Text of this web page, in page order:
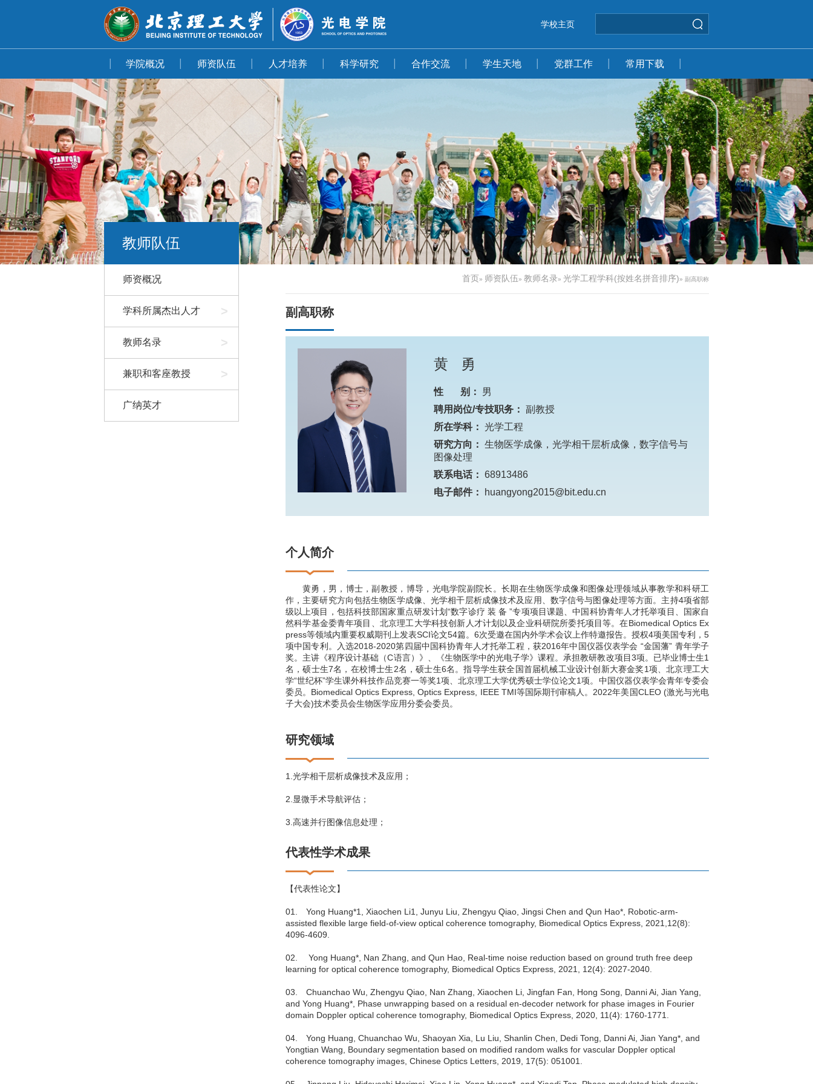
学校主页
学院概况 师资队伍 人才培养 科学研究 合作交流 学生天地 党群工作 常用下载
教师队伍
师资概况
学科所属杰出人才 >
教师名录 >
兼职和客座教授 >
广纳英才
首页» 师资队伍» 教师名录» 光学工程学科(按姓名拼音排序)» 副高职称
副高职称
黄 勇
性 别：
男
聘用岗位/专技职务： 副教授
所在学科： 光学工程
研究方向： 生物医学成像，光学相干层析成像，数字信号与
图像处理
联系电话： 68913486
电子邮件：
huangyong2015@bit.edu.cn
个人简介
黄勇，男，博士，副教授，博导，光电学院副院长。长期在生物医学成像和图像处理领域从事教学和科研工
作，主要研究方向包括生物医学成像、光学相干层析成像技术及应用、数字信号与图像处理等方面。主持4项省部
级以上项目，包括科技部国家重点研发计划“数字诊疗 装 备 ”专项项目课题、中国科协青年人才托举项目、国家自
然科学基金委青年项目、北京理工大学科技创新人才计划以及企业科研院所委托项目等。在Biomedical Optics Ex
press等领域内重要权威期刊上发表SCI论文54篇。6次受邀在国内外学术会议上作特邀报告。授权4项美国专利，5
项中国专利。入选2018-2020第四届中国科协青年人才托举工程，获2016年中国仪器仪表学会 “金国藩” 青年学子
奖。主讲《程序设计基础（C语言）》、《生物医学中的光电子学》课程。承担教研教改项目3项。已毕业博士生1
名，硕士生7名，在校博士生2名，硕士生6名。指导学生获全国首届机械工业设计创新大赛金奖1项、北京理工大
学“世纪杯”学生课外科技作品竞赛一等奖1项、北京理工大学优秀硕士学位论文1项。中国仪器仪表学会青年专委会
委员。Biomedical Optics Express, Optics Express, IEEE TMI等国际期刊审稿人。2022年美国CLEO (激光与光电
子大会)技术委员会生物医学应用分委会委员。
研究领域
1.光学相干层析成像技术及应用；
2.显微手术导航评估；
3.高速并行图像信息处理；
代表性学术成果
【代表性论文】
01. Yong Huang*1, Xiaochen Li1, Junyu Liu, Zhengyu Qiao, Jingsi Chen and Qun Hao*, Robotic-arm-
assisted flexible large field-of-view optical coherence tomography, Biomedical Optics Express, 2021,12(8):
4096-4609.
02. Yong Huang*, Nan Zhang, and Qun Hao, Real-time noise reduction based on ground truth free deep
learning for optical coherence tomography, Biomedical Optics Express, 2021, 12(4): 2027-2040.
03. Chuanchao Wu, Zhengyu Qiao, Nan Zhang, Xiaochen Li, Jingfan Fan, Hong Song, Danni Ai, Jian Yang,
and Yong Huang*, Phase unwrapping based on a residual en-decoder network for phase images in Fourier
domain Doppler optical coherence tomography, Biomedical Optics Express, 2020, 11(4): 1760-1771.
04. Yong Huang, Chuanchao Wu, Shaoyan Xia, Lu Liu, Shanlin Chen, Dedi Tong, Danni Ai, Jian Yang*, and
Yongtian Wang, Boundary segmentation based on modified random walks for vascular Doppler optical
coherence tomography images, Chinese Optics Letters, 2019, 17(5): 051001.